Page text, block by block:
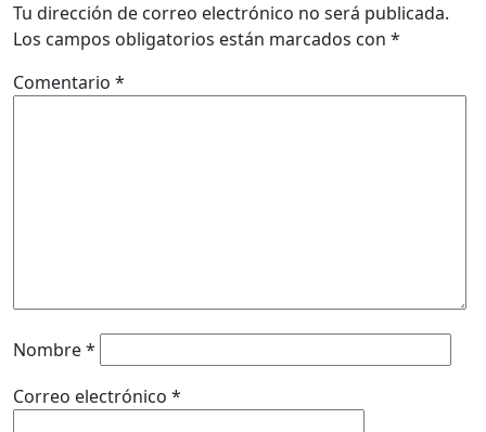
Tu dirección de correo electrónico no será publicada.
Los campos obligatorios están marcados con *
Comentario *
Nombre*
Correo electrónico *